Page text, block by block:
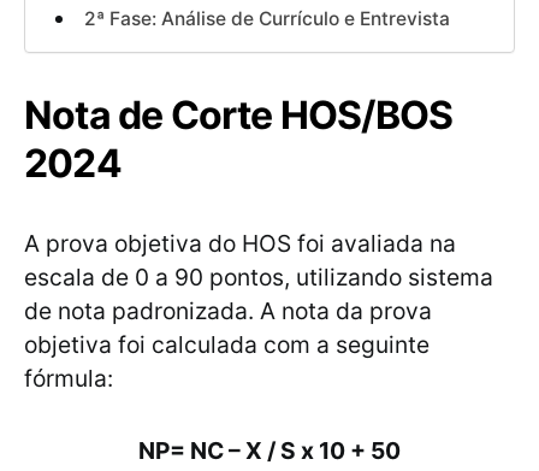
2ª Fase: Análise de Currículo e Entrevista
Nota de Corte HOS/BOS
2024
A prova objetiva do HOS foi avaliada na
escala de 0 a 90 pontos, utilizando sistema
de nota padronizada. A nota da prova
objetiva foi calculada com a seguinte
fórmula:
NP= NC – X / S x 10 + 50